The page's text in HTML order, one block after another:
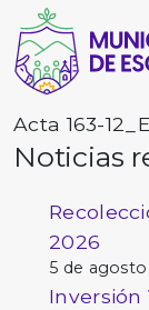
Acta 163-
Noticias
2026
5 de
Inversión